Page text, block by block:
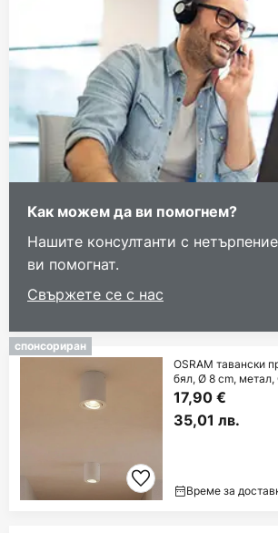
Как можем да ви помогнем?
Нашите консултанти с
ви помогнат.
Свържете се с нас
спонсориран
OSRAM тавански
бял, Ø 8 cm, метал,
17,90 €
35,01 лв.
Време за